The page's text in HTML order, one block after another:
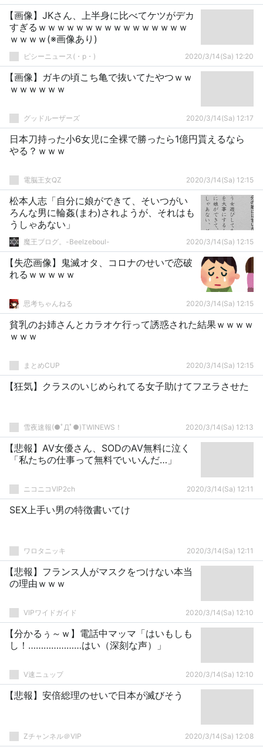
【画像】JKさん、上半身に比べてケツがデカ
すぎるｗｗｗｗｗｗｗｗｗｗｗｗｗｗｗｗ
ｗｗｗｗ(※画像あり)
ピシーニュース(・p・)ゞ 2020/3/14(Sa) 12:20
【画像】ガキの頃こち亀で抜いてたやつｗｗ
ｗｗｗｗｗｗ
グッドルーザーズ 2020/3/14(Sa) 12:17
日本刀持った小6女児に全裸で勝ったら1億円貰えるなら
やる？ｗｗｗ
電脳王女QZ 2020/3/14(Sa) 12:15
松本人志「自分に娘ができて、そいつがい
ろんな男に輪姦(まわ)されようが、それはも
うしゃあない」
魔王ブログ。-Beelzeboul- 2020/3/14(Sa) 12:15
【失恋画像】鬼滅オタ、コロナのせいで恋破
れるｗｗｗｗｗ
思考ちゃんねる 2020/3/14(Sa) 12:15
貧乳のお姉さんとカラオケ行って誘惑された結果ｗｗｗｗ
ｗｗｗ
まとめCUP 2020/3/14(Sa) 12:15
【狂気】クラスのいじめられてる女子助けてフヱラさせた
雪夜速報(●ﾟДﾟ●)TWINEWS！ 2020/3/14(Sa) 12:13
【悲報】AV女優さん、SODのAV無料に泣く
「私たちの仕事って無料でいいんだ…」
ニコニコVIP2ch 2020/3/14(Sa) 12:11
SEX上手い男の特徴書いてけ
ワロタニッキ 2020/3/14(Sa) 12:11
【悲報】フランス人がマスクをつけない本当
の理由ｗｗｗ
VIPワイドガイド 2020/3/14(Sa) 12:10
【分かるぅ～ｗ】電話中マッマ「はいもしも
し！…………………はい（深刻な声）」
V速ニュップ 2020/3/14(Sa) 12:10
【悲報】安倍総理のせいで日本が滅びそう
Zチャンネル＠VIP 2020/3/14(Sa) 12:08